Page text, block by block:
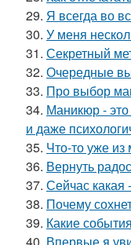
29. Я всегда во
30. У меня
31. Секретный
32. Очередные
33. Про выбор
34. Маникюр - это
и даже
35. Что-то уже
36. Вернуть
37. Сейчас какая
38. Почему
39. Какие